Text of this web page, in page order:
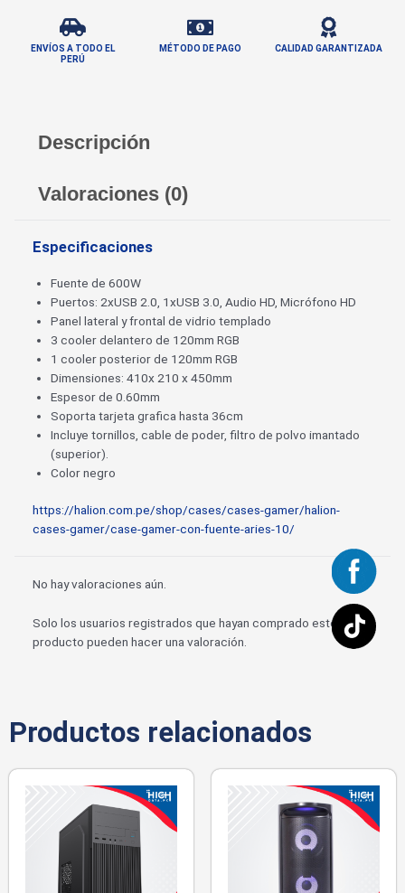
ENVÍOS A TODO EL
PERÚ
MÉTODO DE PAGO CALIDAD GARANTIZADA
Descripción
Valoraciones (0)
Especificaciones
Fuente de 600W
Puertos: 2xUSB 2.0, 1xUSB 3.0, Audio HD, Micrófono HD
Panel lateral y frontal de vidrio templado
3 cooler delantero de 120mm RGB
1 cooler posterior de 120mm RGB
Dimensiones: 410x 210 x 450mm
Espesor de 0.60mm
Soporta tarjeta grafica hasta 36cm
Incluye tornillos, cable de poder, filtro de polvo imantado
(superior).
Color negro
https://halion.com.pe/shop/cases/cases-gamer/halion-
cases-gamer/case-gamer-con-fuente-aries-10/
No hay valoraciones aún.
Solo los usuarios registrados que hayan comprado este
producto pueden hacer una valoración.
Productos relacionados